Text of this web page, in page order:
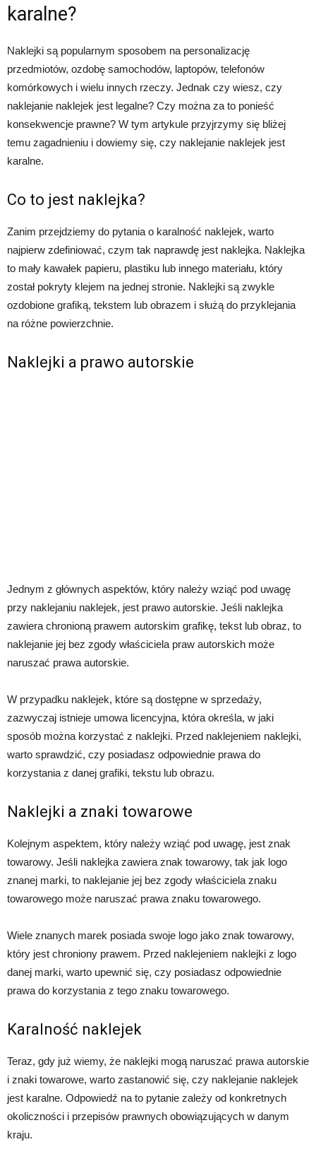
karalne?
Naklejki są popularnym sposobem na personalizację
przedmiotów, ozdobę samochodów, laptopów, telefonów
komórkowych i wielu innych rzeczy. Jednak czy wiesz, czy
naklejanie naklejek jest legalne? Czy można za to ponieść
konsekwencje prawne? W tym artykule przyjrzymy się bliżej
temu zagadnieniu i dowiemy się, czy naklejanie naklejek jest
karalne.
Co to jest naklejka?
Zanim przejdziemy do pytania o karalność naklejek, warto
najpierw zdefiniować, czym tak naprawdę jest naklejka. Naklejka
to mały kawałek papieru, plastiku lub innego materiału, który
został pokryty klejem na jednej stronie. Naklejki są zwykle
ozdobione grafiką, tekstem lub obrazem i służą do przyklejania
na różne powierzchnie.
Naklejki a prawo autorskie
Jednym z głównych aspektów, który należy wziąć pod uwagę
przy naklejaniu naklejek, jest prawo autorskie. Jeśli naklejka
zawiera chronioną prawem autorskim grafikę, tekst lub obraz, to
naklejanie jej bez zgody właściciela praw autorskich może
naruszać prawa autorskie.
W przypadku naklejek, które są dostępne w sprzedaży,
zazwyczaj istnieje umowa licencyjna, która określa, w jaki
sposób można korzystać z naklejki. Przed naklejeniem naklejki,
warto sprawdzić, czy posiadasz odpowiednie prawa do
korzystania z danej grafiki, tekstu lub obrazu.
Naklejki a znaki towarowe
Kolejnym aspektem, który należy wziąć pod uwagę, jest znak
towarowy. Jeśli naklejka zawiera znak towarowy, tak jak logo
znanej marki, to naklejanie jej bez zgody właściciela znaku
towarowego może naruszać prawa znaku towarowego.
Wiele znanych marek posiada swoje logo jako znak towarowy,
który jest chroniony prawem. Przed naklejeniem naklejki z logo
danej marki, warto upewnić się, czy posiadasz odpowiednie
prawa do korzystania z tego znaku towarowego.
Karalność naklejek
Teraz, gdy już wiemy, że naklejki mogą naruszać prawa autorskie
i znaki towarowe, warto zastanowić się, czy naklejanie naklejek
jest karalne. Odpowiedź na to pytanie zależy od konkretnych
okoliczności i przepisów prawnych obowiązujących w danym
kraju.